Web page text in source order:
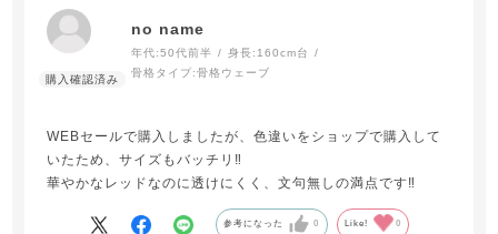
no name
年代:50代前半 身長: 160cm台
骨格タイプ:骨格ウェーブ
WEBセールで購入しましたが、色違いをショップで購入して
いたため、サイズもバッチリ‼︎
華やかなレッドなのに透けにくく、文句無しの満点です‼︎
参考になった 0 Like! 0